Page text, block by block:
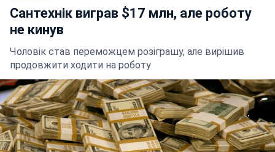
Сантехнік виграв $17 млн, але роботу
не кинув
Чоловік став переможцем розіграшу, але вирішив
продовжити ходити на роботу